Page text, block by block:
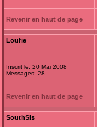
Revenir en haut de page
Loufie
Inscrit le: 20 Mai 2008
Messages: 28
Revenir en haut de page
SouthSis